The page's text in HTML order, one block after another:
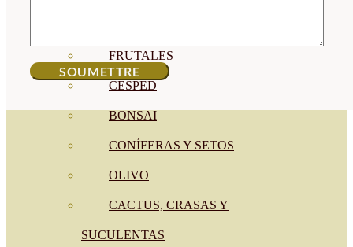
FRUTALES
CÉSPED
BONSAI
CONÍFERAS Y SETOS
OLIVO
CACTUS, CRASAS Y
SUCULENTAS